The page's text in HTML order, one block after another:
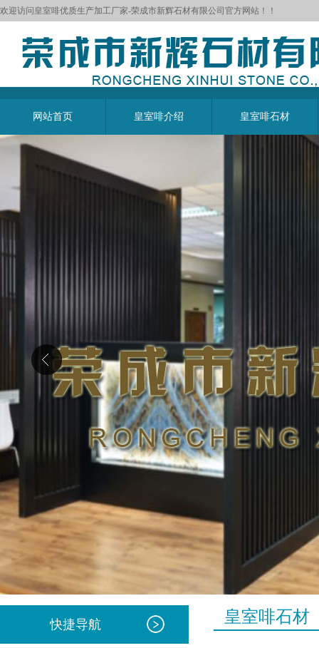
欢迎访问皇室啡优质生产加工厂家-荣成市新辉石材有限公司官方网站！！
网站首页 皇室啡介绍 皇室啡石材
快捷导航 皇室啡石材